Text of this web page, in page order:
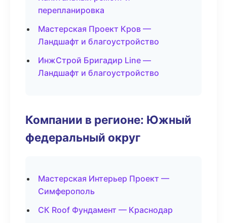
перепланировка
Мастерская Проект Кров —
Ландшафт и благоустройство
ИнжСтрой Бригадир Line —
Ландшафт и благоустройство
Компании в регионе: Южный
федеральный округ
Мастерская Интерьер Проект —
Симферополь
СК Roof Фундамент — Краснодар